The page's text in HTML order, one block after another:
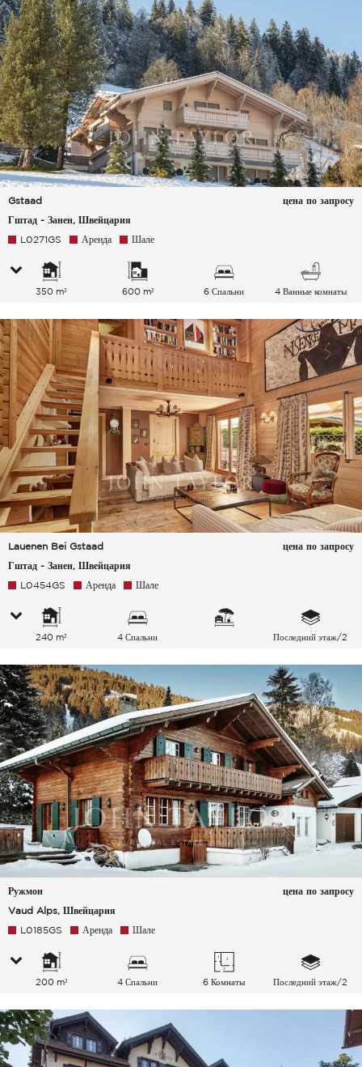
Gstaad
Гштад - Занен, Швейцария
цена по запросу
L0271GS Аренда Шале
350 m² 600 m² 6 Спальни 4 Ванные комнаты
Lauenen Bei Gstaad
Гштад - Занен, Швейцария
цена по запросу
L0454GS Аренда Шале
240 m² 4 Спальни Последний этаж/2
Ружмон
Vaud Alps, Швейцария
цена по запросу
L0185GS Аренда Шале
200 m² 4 Спальни 6 Комнаты Последний этаж/2